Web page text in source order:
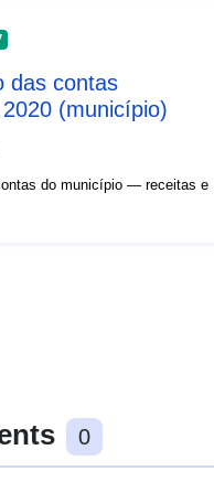
das contas
(município)
do município — receitas e
0